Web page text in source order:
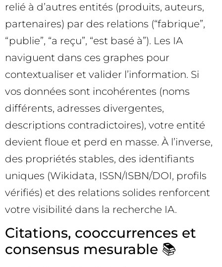
relié à d’autres entités (produits, auteurs,
partenaires) par des relations (“fabrique”,
“publie”, “a reçu”, “est basé à”). Les IA
naviguent dans ces graphes pour
contextualiser et valider l’information. Si
vos données sont incohérentes (noms
différents, adresses divergentes,
descriptions contradictoires), votre entité
devient floue et perd en masse. À l’inverse,
des propriétés stables, des identifiants
uniques (Wikidata, ISSN/ISBN/DOI, profils
vérifiés) et des relations solides renforcent
votre visibilité dans la recherche IA.
Citations, cooccurrences et
consensus mesurable 📚